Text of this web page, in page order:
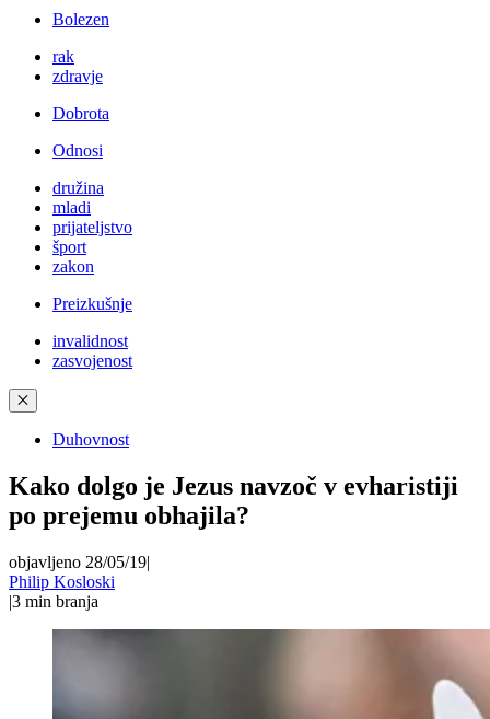
Bolezen
rak
zdravje
Dobrota
Odnosi
družina
mladi
prijateljstvo
šport
zakon
Preizkušnje
invalidnost
zasvojenost
✕
Duhovnost
Kako dolgo je Jezus navzoč v evharistiji
po prejemu obhajila?
objavljeno 28/05/19|
Philip Kosloski
|3 min branja